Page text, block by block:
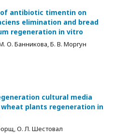
antibiotic timentin on
elimination and bread
regeneration in vitro
О. Банникова, Б. В. Моргун
cultural media
plants regeneration in
О. Л. Шестовал